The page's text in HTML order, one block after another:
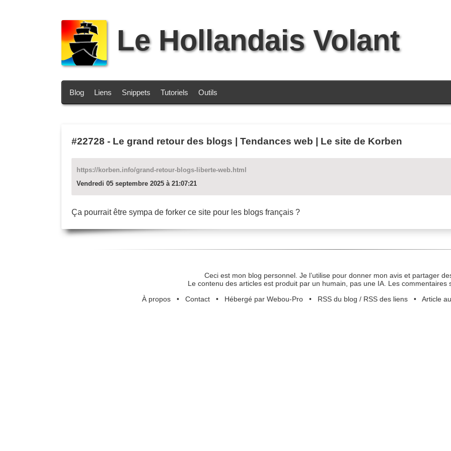
Le Hollandais Volant
Blog Liens Snippets Tutoriels Outils
#22728 - Le grand retour des blogs | Tendances web | Le site de Korben
https://korben.info/grand-retour-blogs-liberte-web.html
Vendredi 05 septembre 2025 à 21:07:21
Ça pourrait être sympa de forker ce site pour les blogs français ?
Ceci est mon blog personnel. Je l’utilise pour donner mon avis et partager
Le contenu des articles est produit par un humain, pas une IA. Les commentaires
À propos• Contact• Hébergé par Webou-Pro• RSS du blog / RSS des liens• Article